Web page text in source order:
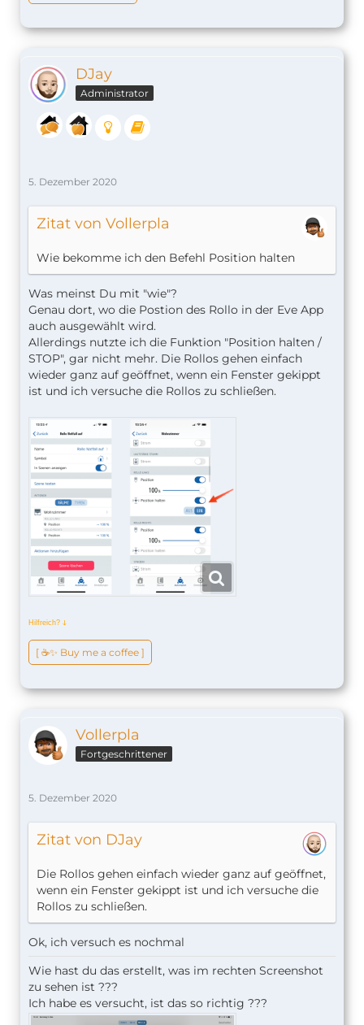
DJay
Administrator
5. Dezember 2020
Zitat von Vollerpla
Wie bekomme ich den Befehl Position halten
Was meinst Du mit "wie"?
Genau dort, wo die Postion des Rollo in der Eve App
auch ausgewählt wird.
Allerdings nutzte ich die Funktion "Position halten /
STOP", gar nicht mehr. Die Rollos gehen einfach
wieder ganz auf geöffnet, wenn ein Fenster gekippt
ist und ich versuche die Rollos zu schließen.
Hilfreich? ↆ
[ ☕️✨ Buy me a coffee ]
Vollerpla
Fortgeschrittener
5. Dezember 2020
Zitat von DJay
Die Rollos gehen einfach wieder ganz auf geöffnet,
wenn ein Fenster gekippt ist und ich versuche die
Rollos zu schließen.
Ok, ich versuch es nochmal
Wie hast du das erstellt, was im rechten Screenshot
zu sehen ist ???
Ich habe es versucht, ist das so richtig ???